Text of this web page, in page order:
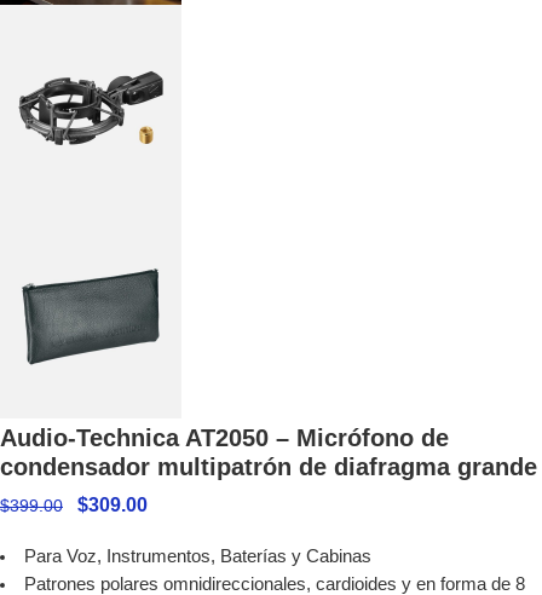
Audio-Technica AT2050 – Micrófono de
condensador multipatrón de diafragma grande
$399.00 $309.00
Para Voz, Instrumentos, Baterías y Cabinas
Patrones polares omnidireccionales, cardioides y en forma de 8